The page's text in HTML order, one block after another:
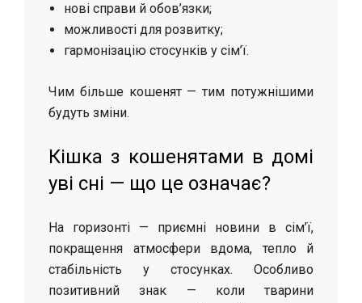
нові справи й обов’язки;
можливості для розвитку;
гармонізацію стосунків у сім’ї.
Чим більше кошенят — тим потужнішими
будуть зміни.
Кішка з кошенятами в домі
уві сні — що це означає?
На горизонті — приємні новини в сім’ї,
покращення атмосфери вдома, тепло й
стабільність у стосунках. Особливо
позитивний знак — коли тварини